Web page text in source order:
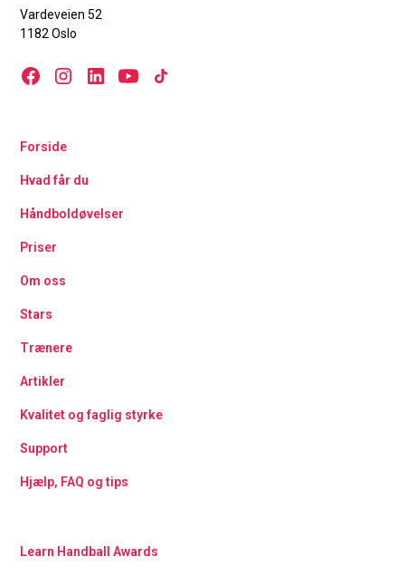
Vardeveien 52
1182 Oslo
Forside
Hvad får du
Håndboldøvelser
Priser
Om oss
Stars
Trænere
Artikler
Kvalitet og faglig styrke
Support
Hjælp, FAQ og tips
Learn Handball Awards